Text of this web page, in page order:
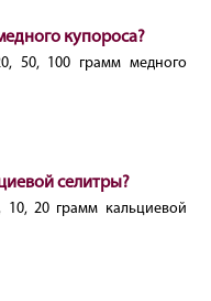
купороса?
50, 100 грамм медного
селитры?
10, 20 грамм кальциевой